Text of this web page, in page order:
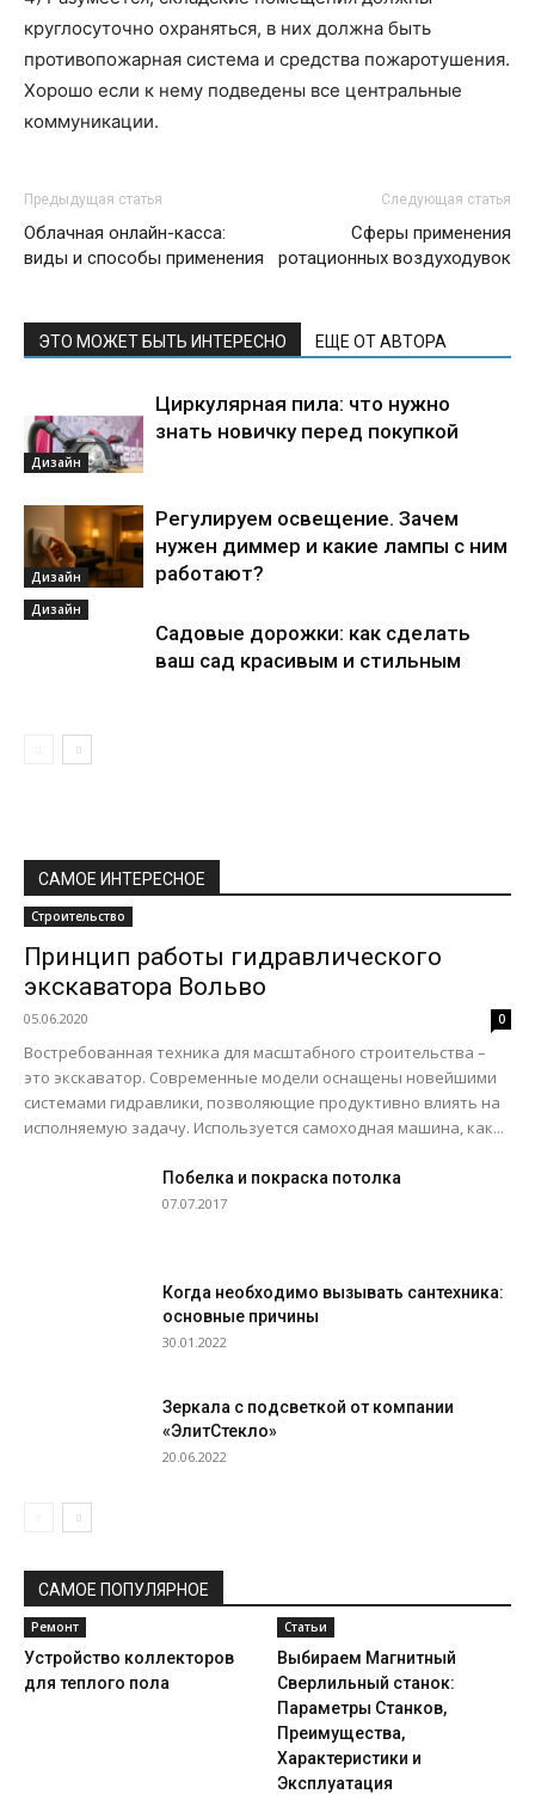
круглосуточно охраняться, в них должна быть
противопожарная система и средства пожаротушения.
Хорошо если к нему подведены все центральные
коммуникации.
Предыдущая статья
Облачная онлайн-касса:
виды и способы применения
Следующая статья
Сферы применения
ротационных воздуходувок
ЭТО МОЖЕТ БЫТЬ ИНТЕРЕСНО ЕЩЕ ОТ АВТОРА
Дизайн
Циркулярная пила: что нужно
знать новичку перед покупкой
Дизайн
Регулируем освещение. Зачем
нужен диммер и какие лампы с ним
работают?
Дизайн
Садовые дорожки: как сделать
ваш сад красивым и стильным
САМОЕ ИНТЕРЕСНОЕ
Строительство
Принцип работы гидравлического
экскаватора Вольво
05.06.2020 0
Востребованная техника для масштабного строительства –
это экскаватор. Современные модели оснащены новейшими
системами гидравлики, позволяющие продуктивно влиять на
исполняемую задачу. Используется самоходная машина, как...
Побелка и покраска потолка
07.07.2017
Когда необходимо вызывать сантехника:
основные причины
30.01.2022
Зеркала с подсветкой от компании
«ЭлитСтекло»
20.06.2022
САМОЕ ПОПУЛЯРНОЕ
Ремонт
Устройство коллекторов
для теплого пола
Статьи
Выбираем Магнитный
Сверлильный станок:
Параметры Станков,
Преимущества,
Характеристики и
Эксплуатация